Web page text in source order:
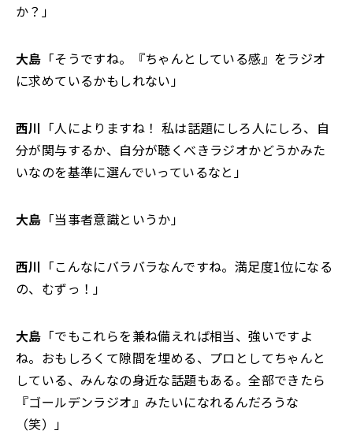
か？」
大島 「そうですね。『ちゃんとしている感』をラジオ
に求めているかもしれない」
西川 「人によりますね！ 私は話題にしろ人にしろ、自
分が関与するか、自分が聴くべきラジオかどうかみた
いなのを基準に選んでいっているなと」
大島 「当事者意識というか」
西川 「こんなにバラバラなんですね。満足度1位になる
の、むずっ！」
大島 「でもこれらを兼ね備えれば相当、強いですよ
ね。おもしろくて隙間を埋める、プロとしてちゃんと
している、みんなの身近な話題もある。全部できたら
『ゴールデンラジオ』みたいになれるんだろうな
（笑）」